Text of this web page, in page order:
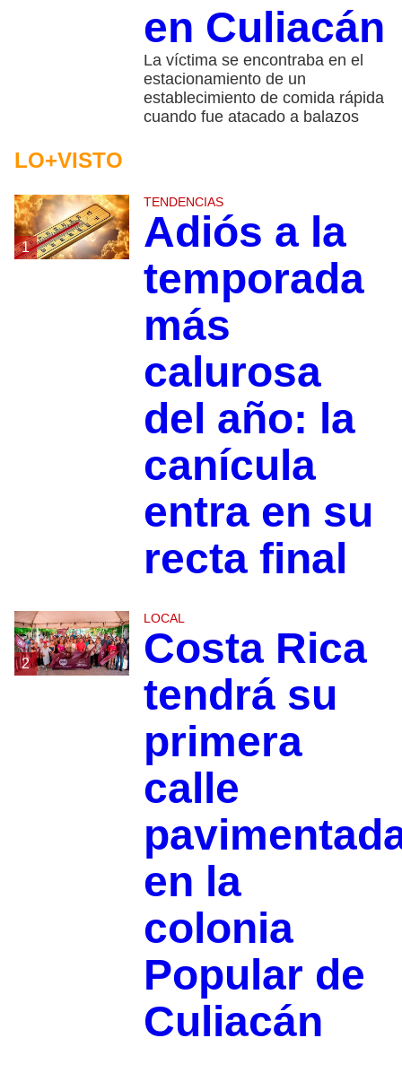
en Culiacán
La víctima se encontraba en el
estacionamiento de un
establecimiento de comida rápida
cuando fue atacado a balazos
LO+VISTO
1
TENDENCIAS
Adiós a la
temporada
más
calurosa
del año: la
canícula
entra en su
recta final
2
LOCAL
Costa Rica
tendrá su
primera
calle
en la
colonia
Popular de
Culiacán